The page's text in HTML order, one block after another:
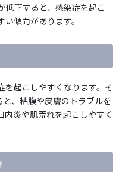
低下すると、感染症を起こ
傾向があります。
を起こしやすくなります。そ
、粘膜や皮膚のトラブルを
炎や肌荒れを起こしやすく